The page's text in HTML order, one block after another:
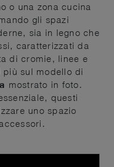
o una zona cucina
gli spazi
sia in legno che
caratterizzati da
di cromie, linee e
sul modello di
mostrato in foto.
questi
uno spazio